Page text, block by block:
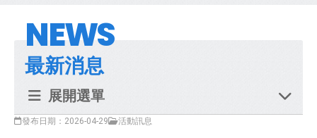
NEWS
最新消息
展開選單
發布日期：2026-04-29 活動訊息